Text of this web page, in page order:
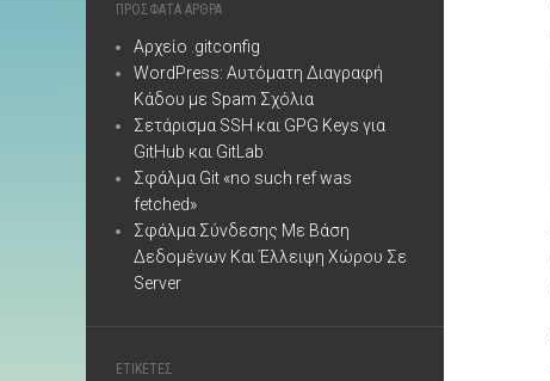
ΠΡΟΣΦΑΤΑ ΑΡΘΡΑ
Αρχείο .gitconfig
WordPress: Αυτόματη Διαγραφή
Κάδου με Spam Σχόλια
Σετάρισμα SSH και GPG Keys για
GitHub και GitLab
Σφάλμα Git «no such ref was
fetched»
Σφάλμα Σύνδεσης Με Βάση
Δεδομένων Και Έλλειψη Χώρου Σε
Server
ΕΤΙΚΕΤΕΣ